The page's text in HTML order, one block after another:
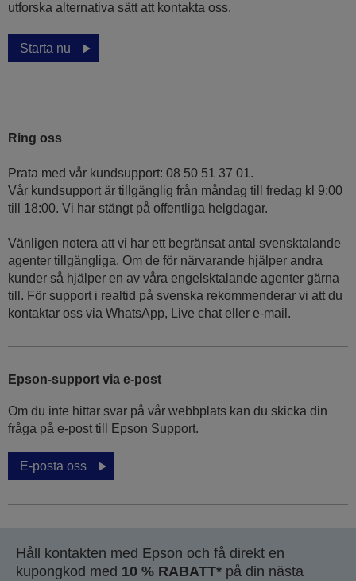
utforska alternativa sätt att kontakta oss.
Starta nu
Ring oss
Prata med vår kundsupport: 08 50 51 37 01.
Vår kundsupport är tillgänglig från måndag till fredag kl 9:00
till 18:00. Vi har stängt på offentliga helgdagar.
Vänligen notera att vi har ett begränsat antal svensktalande
agenter tillgängliga. Om de för närvarande hjälper andra
kunder så hjälper en av våra engelsktalande agenter gärna
till. För support i realtid på svenska rekommenderar vi att du
kontaktar oss via WhatsApp, Live chat eller e-mail.
Epson-support via e-post
Om du inte hittar svar på vår webbplats kan du skicka din
fråga på e-post till Epson Support.
E-posta oss
Håll kontakten med Epson och få direkt en
kupongkod med 10 % RABATT* på din nästa